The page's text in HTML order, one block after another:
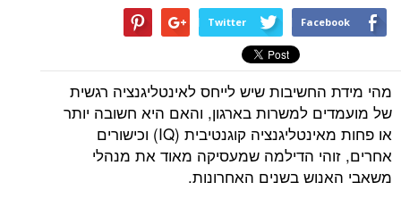
Facebook
Twitter
מהי מידת החשיבות שיש לייחס לאינטליגנציה רגשית
של מועמדים למשרות בארגון, והאם היא חשובה יותר
או פחות מאינטליגנציה קוגנטיבית (IQ) וכישורים
אחרים, זוהי הדילמה שמעסיקה מאוד את מנהלי
משאבי האנוש בשנים האחרונות.